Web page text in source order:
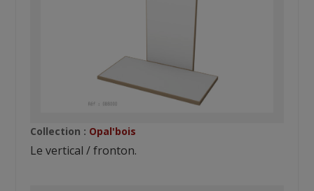
Collection : Opal'bois
Le vertical / fronton.